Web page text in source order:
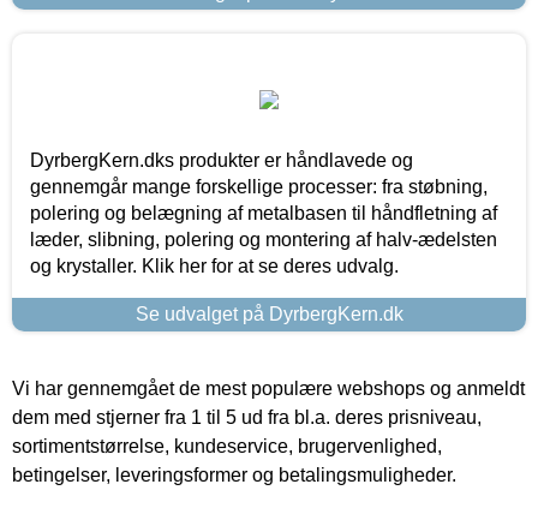
DyrbergKern.dks produkter er håndlavede og
gennemgår mange forskellige processer: fra støbning,
polering og belægning af metalbasen til håndfletning af
læder, slibning, polering og montering af halv-ædelsten
og krystaller. Klik her for at se deres udvalg.
Se udvalget på DyrbergKern.dk
Vi har gennemgået de mest populære webshops og anmeldt
dem med stjerner fra 1 til 5 ud fra bl.a. deres prisniveau,
sortimentstørrelse, kundeservice, brugervenlighed,
betingelser, leveringsformer og betalingsmuligheder.